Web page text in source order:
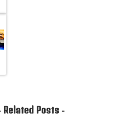
Related Posts-